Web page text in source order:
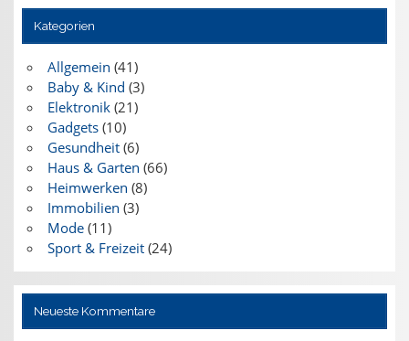
Kategorien
Allgemein (41)
Baby & Kind (3)
Elektronik(21)
Gadgets(10)
Gesundheit(6)
Haus & Garten (66)
Heimwerken (8)
Immobilien (3)
Mode(11)
Sport & Freizeit(24)
Neueste Kommentare